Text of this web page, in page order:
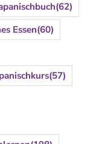
(62)
Essen(60)
(57)